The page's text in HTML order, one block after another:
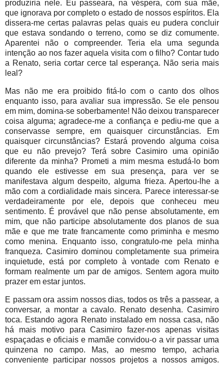
produziria nele. Eu passeara, na véspera, com sua mãe,
que ignorava por completo o estado de nossos espíritos. Ela
dissera-me certas palavras pelas quais eu pudera concluir
que estava sondando o terreno, como se diz comumente.
Aparentei não o compreender. Teria ela uma segunda
intenção ao nos fazer aquela visita com o filho? Contar tudo
a Renato, seria cortar cerce tal esperança. Não seria mais
leal?
Mas não me era proibido fitá-lo com o canto dos olhos
enquanto isso, para avaliar sua impressão. Se ele pensou
em mim, domina-se soberbamente! Não deixou transparecer
coisa alguma; agradece-me a confiança e pediu-me que a
conservasse sempre, em quaisquer circunstâncias. Em
quaisquer circunstâncias? Estará provendo alguma coisa
que eu não prevejo? Terá sobre Casimiro uma opinião
diferente da minha? Prometi a mim mesma estudá-lo bom
quando ele estivesse em sua presença, para ver se
manifestava algum despeito, alguma frieza. Apertou-lhe a
mão com a cordialidade mais sincera. Parece interessar-se
verdadeiramente por ele, depois que conheceu meu
sentimento. É provável que não pense absolutamente, em
mim, que não participe absolutamente dos planos de sua
mãe e que me trate francamente como priminha e mesmo
como menina. Enquanto isso, congratulo-me pela minha
franqueza. Casimiro dominou completamente sua primeira
inquietude, está por completo à vontade com Renato e
formam realmente um par de amigos. Sentem agora muito
prazer em estar juntos.
E passam ora assim nossos dias, todos os três a passear, a
conversar, a montar a cavalo. Renato desenha. Casimiro
toca. Estando agora Renato instalado em nossa casa, não
há mais motivo para Casimiro fazer-nos apenas visitas
espaçadas e oficiais e mamãe convidou-o a vir passar uma
quinzena no campo. Mas, ao mesmo tempo, acharia
conveniente participar nossos projetos a nossos amigos.